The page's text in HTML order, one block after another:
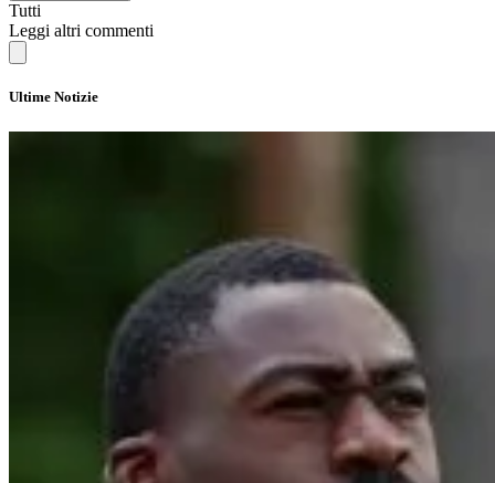
Tutti
Leggi altri commenti
Ultime Notizie